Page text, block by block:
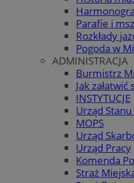
Parafie i
Rozkłady
Pogoda w
ADMINISTRACJA
Burmistrz
Jak
INSTYTUCJE
Urząd
MOPS
Urząd
Urząd Pracy
Komenda
Straż